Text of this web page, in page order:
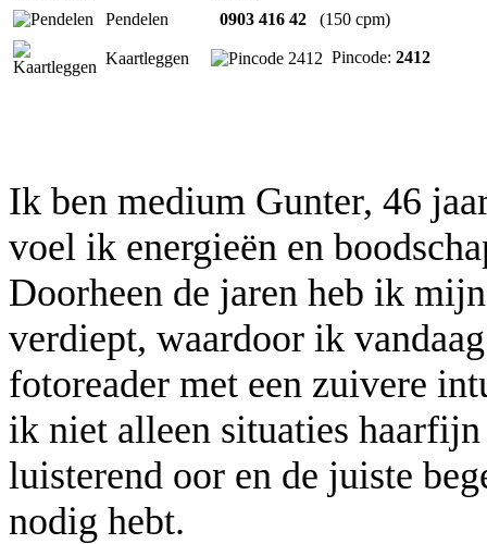
Pendelen
0903 416 42 (150 cpm)
Kaartleggen Pincode: 2412
Ik ben medium Gunter, 46
voel ik energieën en
Doorheen de jaren heb ik
verdiept, waardoor ik
fotoreader met een zuivere
ik niet alleen situaties
luisterend oor en de juiste
nodig hebt.